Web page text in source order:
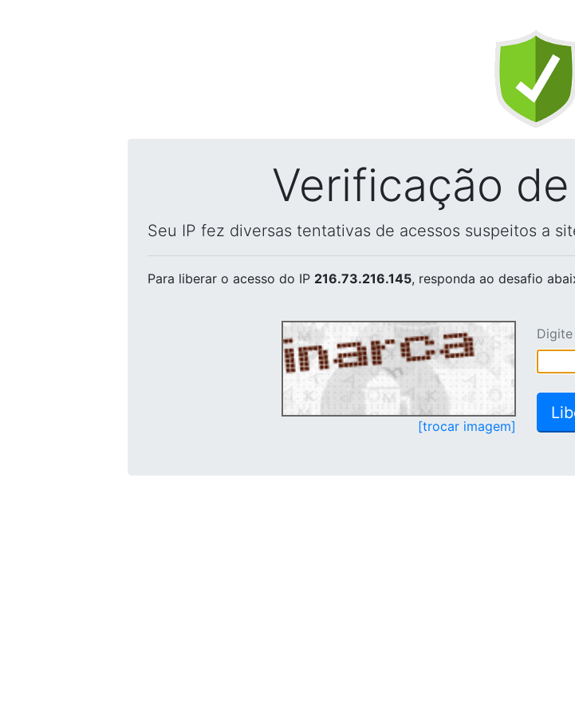
Verificação
Seu IP fez diversas tentativas de acessos suspeitos a
Para liberar o acesso do IP 216.73.216.145, responda ao desafio
[trocar imagem]